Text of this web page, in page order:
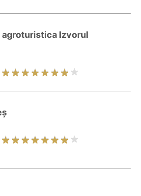
agroturistica Izvorul